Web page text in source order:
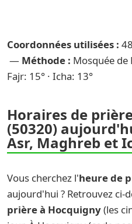
Coordonnées utilisées :
— Méthode : Mosquée de
Fajr: 15° · Icha: 13°
Horaires de
(50320)
Asr, Maghreb et
Vous cherchez l'heure de
aujourd'hui ? Retrouvez ci-
prière à Hocquigny(les